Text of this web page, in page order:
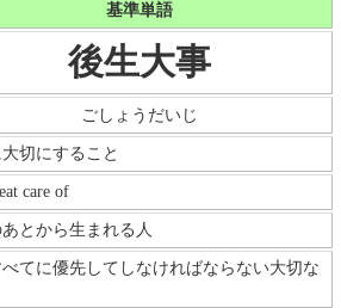
基準単語
後生大事
ごしょうだいじ
切にすること
care of
とから生まれる人
てに優先してしなければならない大切な